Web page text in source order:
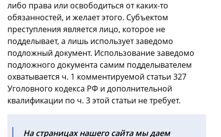
либо права или освободиться от каких-то
обязанностей, и желает этого. Субъектом
преступления является лицо, которое не
подделывает, а лишь использует заведомо
подложный документ. Использование заведомо
подложного документа самим подделывателем
охватывается ч. 1 комментируемой статьи 327
Уголовного кодекса РФ и дополнительной
квалификации по ч. 3 этой статьи не требует.
На страницах нашего сайта мы даем